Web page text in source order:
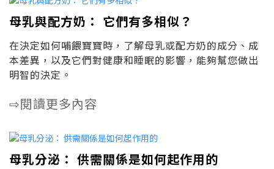
母乳與配方奶： 它們有多相似？
在決定如何哺餵寶寶時，了解母乳或配方奶的成分、成
本差異，以及它們對健康和睡眠的影響，能夠幫您做出
明智的決定。
⇨閱讀更多內容
母乳分泌： 供需關係是如何起作用的